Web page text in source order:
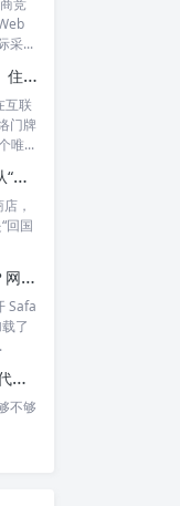
竞
采...
IP代理怎么选？静态、动态、住宅、机房——别再傻傻分不清，这篇帮你彻底搞懂
互联
门牌
唯...
夏时加速器真的能改IP吗？从“换IP”到“回国加速”，功能边界在哪里？
，
回国
Safari无法打开网页怎么办？网络正常却打不开？6个步骤帮你彻底搞定
Safa
了
HTTP、HTTPS、SOCKS5，代理IP的三种协议到底怎么选？
不够